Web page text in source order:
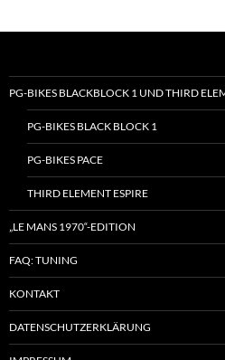
PG-BIKES BLACKBLOCK 1 UND THIRD
PG-BIKES BLACK BLOCK 1
PG-BIKES PACE
THIRD ELEMENT ESPIRE
„LE MANS 1970“-EDITION
FAQ: TUNING
KONTAKT
DATENSCHUTZERKLÄRUNG